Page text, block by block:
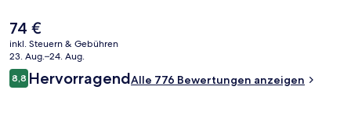
Bahn-Station Christuskirche sind es 6 Minuten und zur U-Bahn-
Station Steintor 7 Minuten.
Der
aktuelle
Preis
beträgt
74 €.
74 €
inkl. Steuern & Gebühren
23. Aug.–24. Aug.
Bewertungen
8,88,8 von 10.
HervorragendAlle 776 Bewertungen anzeigen